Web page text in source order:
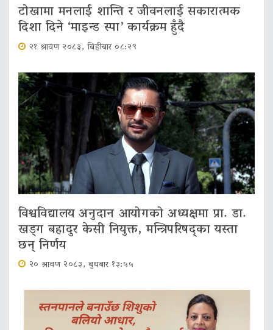
टोखामा मनलाई शान्ति र जीवनलाई सकारात्मक
दिशा दिने ‘माइन्ड स्पा’ कार्यक्रम हुँदै
२१ श्रावण २०८३, बिहीबार ०८:२९
विश्वविद्यालय अनुदान आयोगको अध्यक्षमा प्रा. डा.
खड्ग बहादुर केसी नियुक्त, मन्त्रिपरिषद्का यस्ता
छन् निर्णय
२० श्रावण २०८३, बुधबार १३:५५